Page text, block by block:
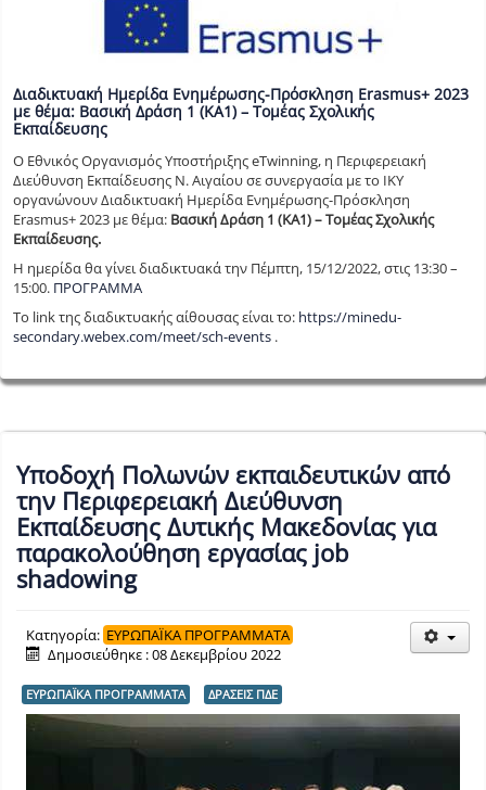
Διαδικτυακή Ημερίδα Ενημέρωσης-Πρόσκληση Erasmus+ 2023
με θέμα: Βασική Δράση 1 (ΚΑ1) – Τομέας Σχολικής
Εκπαίδευσης
O Eθνικός Oργανισμός Yποστήριξης eTwinning, η Περιφερειακή
Διεύθυνση Εκπαίδευσης Ν. Αιγαίου σε συνεργασία με το ΙΚΥ
οργανώνουν Διαδικτυακή Ημερίδα Ενημέρωσης-Πρόσκληση
Erasmus+ 2023 με θέμα: Βασική Δράση 1 (ΚΑ1) – Τομέας Σχολικής
Εκπαίδευσης.
Η ημερίδα θα γίνει διαδικτυακά την Πέμπτη, 15/12/2022, στις 13:30 –
15:00. ΠΡΟΓΡΑΜΜΑ
Το link της διαδικτυακής αίθουσας είναι το: https://minedu-
secondary.webex.com/meet/sch-events .
Υποδοχή Πολωνών εκπαιδευτικών από
την Περιφερειακή Διεύθυνση
Εκπαίδευσης Δυτικής Μακεδονίας για
παρακολούθηση εργασίας job
shadowing
Κατηγορία: ΕΥΡΩΠΑΪΚΑ ΠΡΟΓΡΑΜΜΑΤΑ
Δημοσιεύθηκε : 08 Δεκεμβρίου 2022
ΕΥΡΩΠΑΪΚΑ ΠΡΟΓΡΑΜΜΑΤΑ ΔΡΑΣΕΙΣ ΠΔΕ